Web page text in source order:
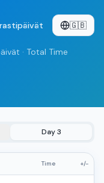
🇬🇧
· Total Time
Day 3
Time +/-